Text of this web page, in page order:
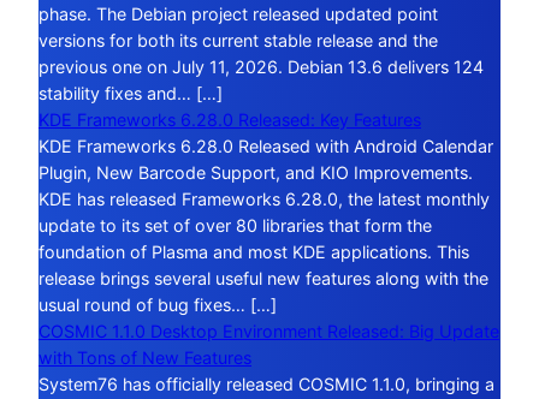
phase. The Debian project released updated point
versions for both its current stable release and the
previous one on July 11, 2026. Debian 13.6 delivers 124
stability fixes and… […]
KDE Frameworks 6.28.0 Released: Key Features
KDE Frameworks 6.28.0 Released with Android Calendar
Plugin, New Barcode Support, and KIO Improvements.
KDE has released Frameworks 6.28.0, the latest monthly
update to its set of over 80 libraries that form the
foundation of Plasma and most KDE applications. This
release brings several useful new features along with the
usual round of bug fixes… […]
COSMIC 1.1.0 Desktop Environment Released: Big Update
with Tons of New Features
System76 has officially released COSMIC 1.1.0, bringing a